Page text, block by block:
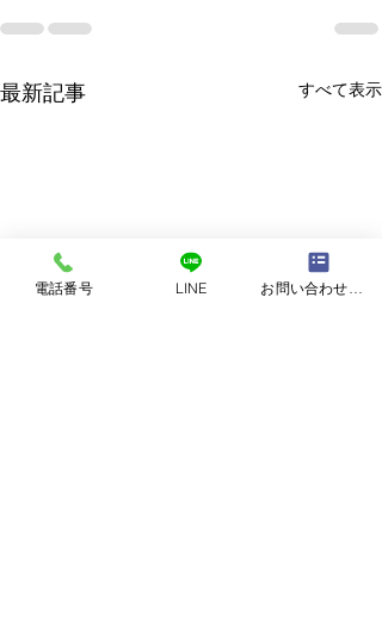
最新記事 すべて表示
電話番号 LINE